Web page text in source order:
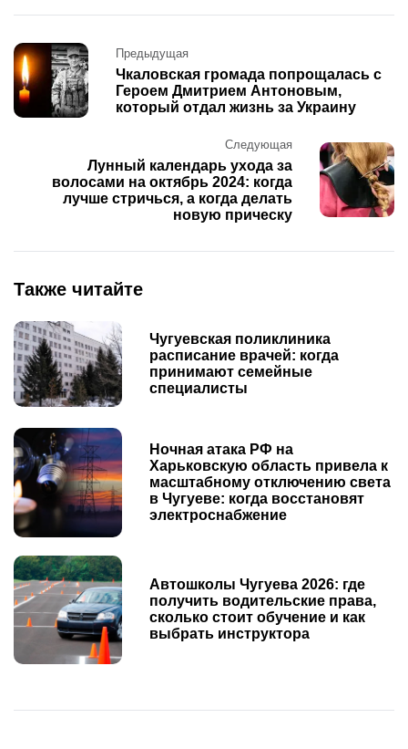
Post
navigation
Предыдущая
Чкаловская громада попрощалась с
Героем Дмитрием Антоновым,
который отдал жизнь за Украину
Следующая
Лунный календарь ухода за
волосами на октябрь 2024: когда
лучше стричься, а когда делать
новую прическу
Также читайте
Чугуевская поликлиника
расписание врачей: когда
принимают семейные
специалисты
Ночная атака РФ на
Харьковскую область привела к
масштабному отключению света
в Чугуеве: когда восстановят
электроснабжение
Автошколы Чугуева 2026: где
получить водительские права,
сколько стоит обучение и как
выбрать инструктора